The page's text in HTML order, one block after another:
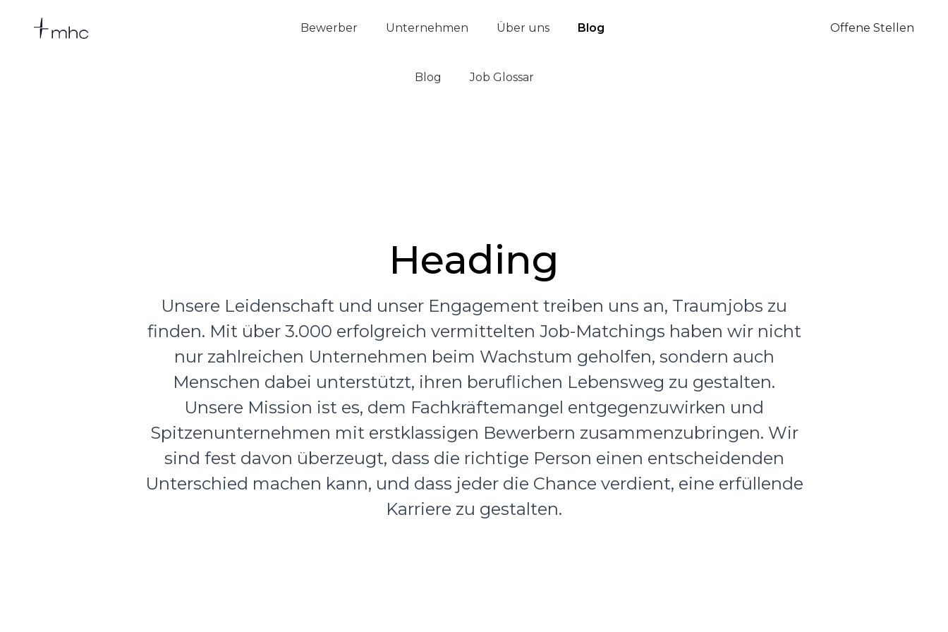
Bewerber Unternehmen Über uns Blog Offene Stellen
Blog Job Glossar
Heading
Unsere Leidenschaft und unser Engagement treiben uns an, Traumjobs zu
finden. Mit über 3.000 erfolgreich vermittelten Job-Matchings haben wir nicht
nur zahlreichen Unternehmen beim Wachstum geholfen, sondern auch
Menschen dabei unterstützt, ihren beruflichen Lebensweg zu gestalten.
Unsere Mission ist es, dem Fachkräftemangel entgegenzuwirken und
Spitzenunternehmen mit erstklassigen Bewerbern zusammenzubringen. Wir
sind fest davon überzeugt, dass die richtige Person einen entscheidenden
Unterschied machen kann, und dass jeder die Chance verdient, eine erfüllende
Karriere zu gestalten.